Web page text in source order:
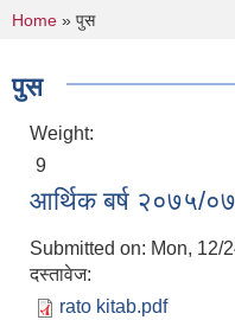
You are here
Home » पुस
पुस
Weight:
9
आर्थिक बर्ष २०७५/
Submitted on: Mon, 12/
दस्तावेज:
rato kitab.pdf